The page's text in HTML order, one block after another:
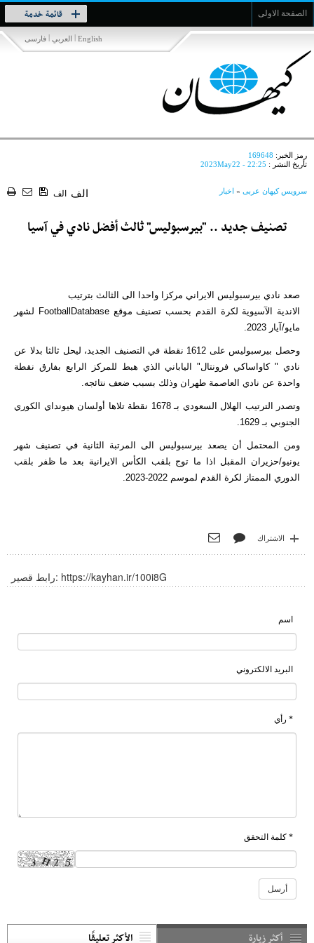
الصفحة الاولى قائمة خدمة
Toggle
navigation
فارسی | العربي | English
رمز الخبر: 169648
تأريخ النشر : 2023May22 - 22:25
سرویس کیهان عربی » اخبار الف الف
تصنيف جديد .. "بيرسبوليس" ثالث أفضل نادي في آسيا
صعد نادي بيرسبوليس الايراني مركزا واحدا الى الثالث بترتيب
الاندية الآسيوية لكرة القدم بحسب تصنيف موقع FootballDatabase لشهر
مايو/آيار 2023.
وحصل بيرسبوليس على 1612 نقطة في التصنيف الجديد، ليحل ثالثا بدلا عن
نادي " كاواساكي فرونتال" الياباني الذي هبط للمركز الرابع بفارق نقطة
واحدة عن نادي العاصمة طهران وذلك بسبب ضعف نتائجه.
وتصدر الترتيب الهلال السعودي بـ 1678 نقطة تلاها أولسان هيونداي الكوري
الجنوبي بـ 1629.
ومن المحتمل أن يصعد بيرسبوليس الى المرتبة الثانية في تصنيف شهر
يونيو/حزيران المقبل اذا ما توج بلقب الكأس الايرانية بعد ما ظفر بلقب
الدوري الممتاز لكرة القدم لموسم 2022-2023.
الاشتراك
رابط قصير: https://kayhan.ir/100i8G
اسم
البريد الالكتروني
* رأي
* كلمة التحقق
أكثر زيارة الأكثر تعليقًا